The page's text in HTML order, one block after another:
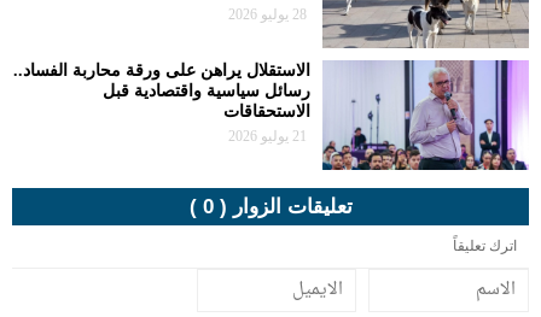
28 يوليو 2026
الاستقلال يراهن على ورقة محاربة الفساد..
رسائل سياسية واقتصادية قبل
الاستحقاقات
تعليقات الزوار ( 0 )
اترك تعليقاً